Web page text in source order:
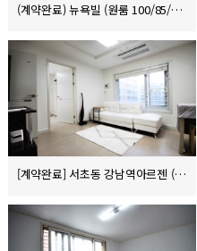
(계약완료) 뉴욕빌 (원룸 100/85/8)
[계약완료] 서초동 강남역아르젠 (원룸원거실 단기렌트 300/140)